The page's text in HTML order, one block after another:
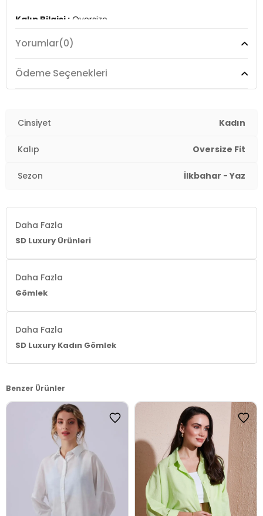
Kalıp Bilgisi : Oversize
Yorumlar(0)
Ödeme Seçenekleri
Cinsiyet Kadın
Kalıp Oversize Fit
Sezon İlkbahar - Yaz
Daha Fazla
SD Luxury Ürünleri
Daha Fazla
Gömlek
Daha Fazla
SD Luxury Kadın Gömlek
Benzer Ürünler